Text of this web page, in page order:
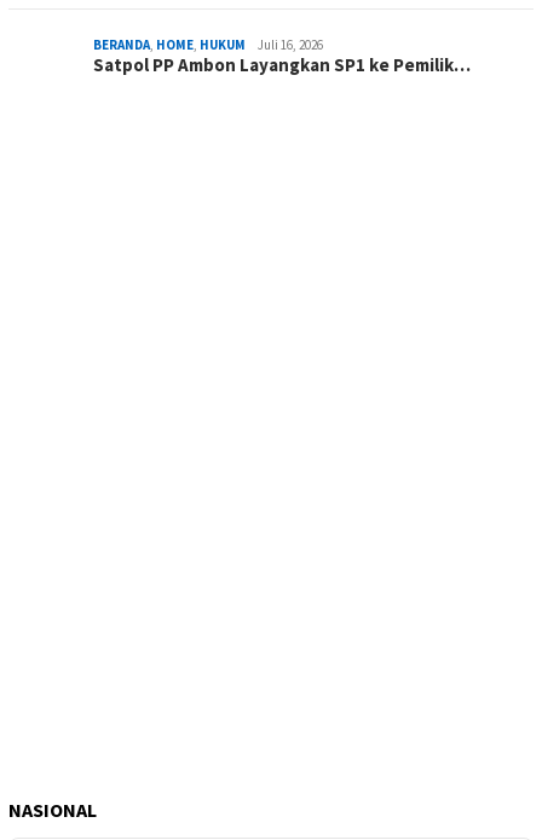
BERANDA, HOME, HUKUM Juli 16, 2026
Satpol PP Ambon Layangkan SP1 ke Pemilik…
NASIONAL